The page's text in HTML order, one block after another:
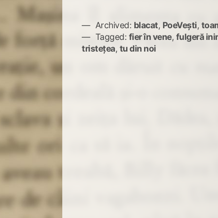
Archived: blacat, PoeVești,
Tagged: fier în vene, fulgeră
tristețea, tu din noi